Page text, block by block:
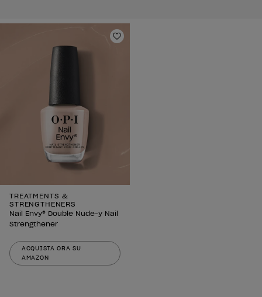
Aggiungi alla lista dei desideri
TREATMENTS &
STRENGTHENERS
Nail Envy® Double Nude-y Nail
Strengthener
ACQUISTA ORA SU
AMAZON